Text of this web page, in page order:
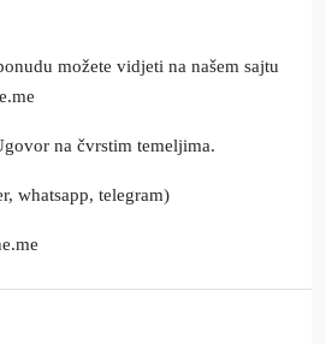
možete vidjeti na našem sajtu
na čvrstim temeljima.
whatsapp, telegram)